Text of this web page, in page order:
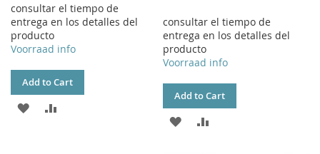
consultar el tiempo de
entrega en los detalles del
producto
Voorraad info
Add to Cart
ADD
consultar el tiempo de
entrega en los detalles del
producto
Voorraad info
Add to Cart
ADD